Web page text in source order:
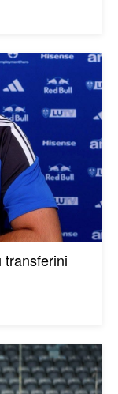
transferini